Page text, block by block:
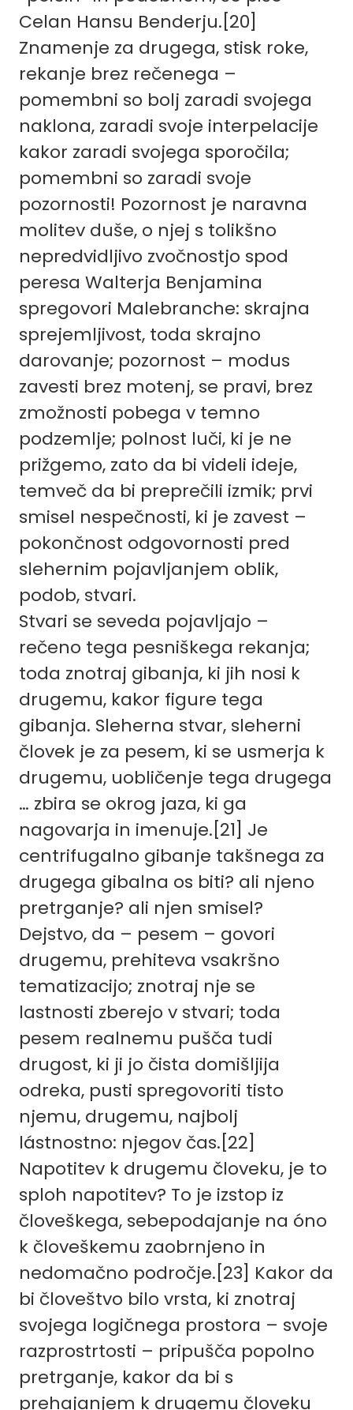
Celan Hansu Benderju.[20]
Znamenje za drugega, stisk roke,
rekanje brez rečenega –
pomembni so bolj zaradi svojega
naklona, zaradi svoje interpelacije
kakor zaradi svojega sporočila;
pomembni so zaradi svoje
pozornosti! Pozornost je naravna
molitev duše, o njej s tolikšno
nepredvidljivo zvočnostjo spod
peresa Walterja Benjamina
spregovori Malebranche: skrajna
sprejemljivost, toda skrajno
darovanje; pozornost – modus
zavesti brez motenj, se pravi, brez
zmožnosti pobega v temno
podzemlje; polnost luči, ki je ne
prižgemo, zato da bi videli ideje,
temveč da bi preprečili izmik; prvi
smisel nespečnosti, ki je zavest –
pokončnost odgovornosti pred
slehernim pojavljanjem oblik,
podob, stvari.
Stvari se seveda pojavljajo –
rečeno tega pesniškega rekanja;
toda znotraj gibanja, ki jih nosi k
drugemu, kakor figure tega
gibanja. Sleherna stvar, sleherni
človek je za pesem, ki se usmerja k
drugemu, uobličenje tega drugega
… zbira se okrog jaza, ki ga
nagovarja in imenuje.[21] Je
centrifugalno gibanje takšnega za
drugega gibalna os biti? ali njeno
pretrganje? ali njen smisel?
Dejstvo, da – pesem – govori
drugemu, prehiteva vsakršno
tematizacijo; znotraj nje se
lastnosti zberejo v stvari; toda
pesem realnemu pušča tudi
drugost, ki ji jo čista domišljija
odreka, pusti spregovoriti tisto
njemu, drugemu, najbolj
lástnostno: njegov čas.[22]
Napotitev k drugemu človeku, je to
sploh napotitev? To je izstop iz
človeškega, sebepodajanje na óno
k človeškemu zaobrnjeno in
nedomačno področje.[23] Kakor da
bi človeštvo bilo vrsta, ki znotraj
svojega logičnega prostora – svoje
razprostrtosti – pripušča popolno
pretrganje, kakor da bi s
prehajanjem k drugemu človeku